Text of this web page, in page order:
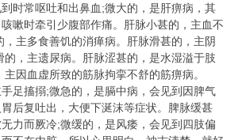
时常呕吐和出鼻血;微大的，是肝痹病，其
嗽时牵引少腹部作痛。肝脉小甚的，主血不
，主多食善饥的消瘅病。肝脉滑甚的，主阴
的，主遗尿病。肝脉涩甚的，是水湿溢于肢
因血虚所致的筋脉拘挛不舒的筋痹病。
搐搦;微急的，是膈中病，会见到因脾气
后复吐出，大便下涎沫等症状。脾脉缓甚
力而厥冷;微缓的，是风痿，会见到四肢偏